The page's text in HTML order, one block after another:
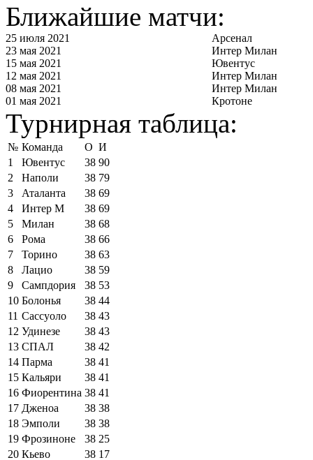
Ближайшие матчи:
25 июля 2021
Арсенал
23 мая 2021
Интер Милан
15 мая 2021
Ювентус
12 мая 2021
Интер Милан
08 мая 2021
Интер Милан
01 мая 2021
Кротоне
Турнирная таблица:
№ Команда О И
1
Ювентус 38 90
2
Наполи 38 79
3
Аталанта 38 69
4
Интер М 38 69
5
Милан 38 68
6
Рома 38 66
7
Торино 38 63
8
Лацио 38 59
9
Сампдория 38 53
10 Болонья 38 44
11 Сассуоло 38 43
12 Удинезе 38 43
13 СПАЛ 38 42
14 Парма 38 41
15 Кальяри 38 41
16 Фиорентина 38 41
17 Дженоа 38 38
18 Эмполи 38 38
19 Фрозиноне 38 25
20 Кьево 38 17